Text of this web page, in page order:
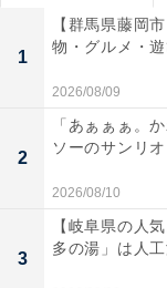
1
【群馬県藤岡
物・グルメ・
2026/08/09
2
「あぁぁぁ。
ソーのサンリ
2026/08/10
3
【岐阜県の人
多の湯」は人